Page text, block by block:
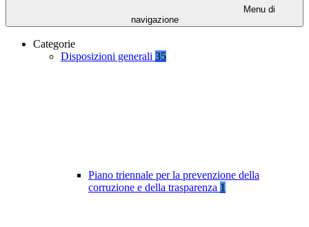
Menu di
navigazione
Categorie
Disposizioni generali 35
Piano triennale per la prevenzione della
corruzione e della trasparenza 1